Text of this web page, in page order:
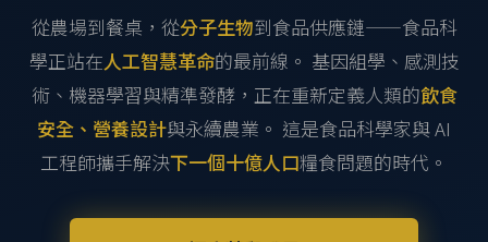
從農場到餐桌，從分子生物到食品供應鏈——食品科
學正站在人工智慧革命的最前線。 基因組學、感測技
術、機器學習與精準發酵，正在重新定義人類的飲食
安全、營養設計與永續農業。 這是食品科學家與 AI
工程師攜手解決下一個十億人口糧食問題的時代。